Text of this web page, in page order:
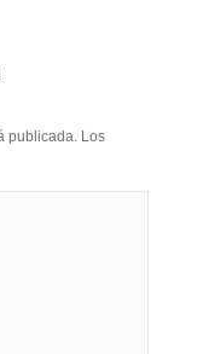
publicada. Los